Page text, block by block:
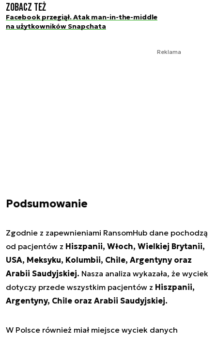
Zobacz też
Facebook przegiął. Atak man-in-the-middle
na użytkowników Snapchata
Reklama
Podsumowanie
Zgodnie z zapewnieniami RansomHub dane pochodzą
od pacjentów z Hiszpanii, Włoch, Wielkiej Brytanii,
USA, Meksyku, Kolumbii, Chile, Argentyny oraz
Arabii Saudyjskiej. Nasza analiza wykazała, że wyciek
dotyczy przede wszystkim pacjentów z Hiszpanii,
Argentyny, Chile oraz Arabii Saudyjskiej.
W Polsce również miał miejsce wyciek danych